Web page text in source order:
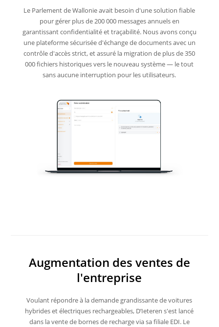
Le Parlement de Wallonie avait besoin d'une solution fiable
pour gérer plus de 200 000 messages annuels en
garantissant confidentialité et traçabilité. Nous avons conçu
une plateforme sécurisée d'échange de documents avec un
contrôle d'accès strict, et assuré la migration de plus de 350
000 fichiers historiques vers le nouveau système — le tout
sans aucune interruption pour les utilisateurs.
Augmentation des ventes de
l'entreprise
Voulant répondre à la demande grandissante de voitures
hybrides et électriques rechargeables, D’Ieteren s'est lancé
dans la vente de bornes de recharge via sa filiale EDI. Le